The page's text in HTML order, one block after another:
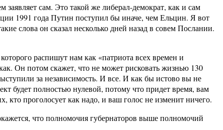
сам. Это такой же либерал-демократ, как и сам
1991 года Путин поступил бы иначе, чем Ельцин. Я вот
слова он сказал несколько дней назад в совем Послании.
распишут нам как «патриота всех времен и
Он потом скажет, что не может рисковать жизнью 130
за независимость. И все. И как бы истово вы не
будет полностью нулевой, потому что придет время, вам
проголосует как надо, и ваш голос не изменит ничего.
что полномочия губернаторов выше полномочий